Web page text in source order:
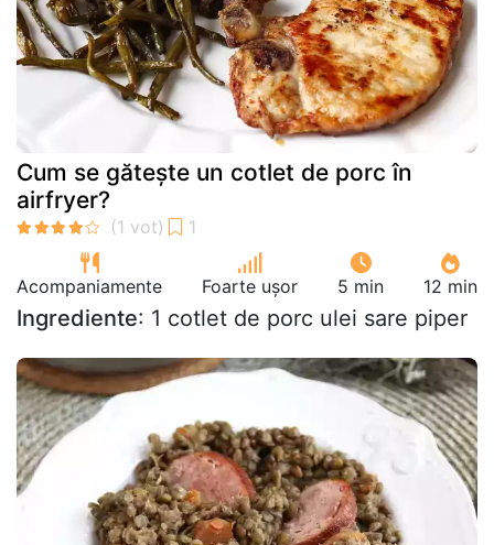
Cum se gătește un cotlet de porc în
airfryer?
Acompaniamente Foarte ușor 5 min 12 min
Ingrediente: 1 cotlet de porc ulei sare piper